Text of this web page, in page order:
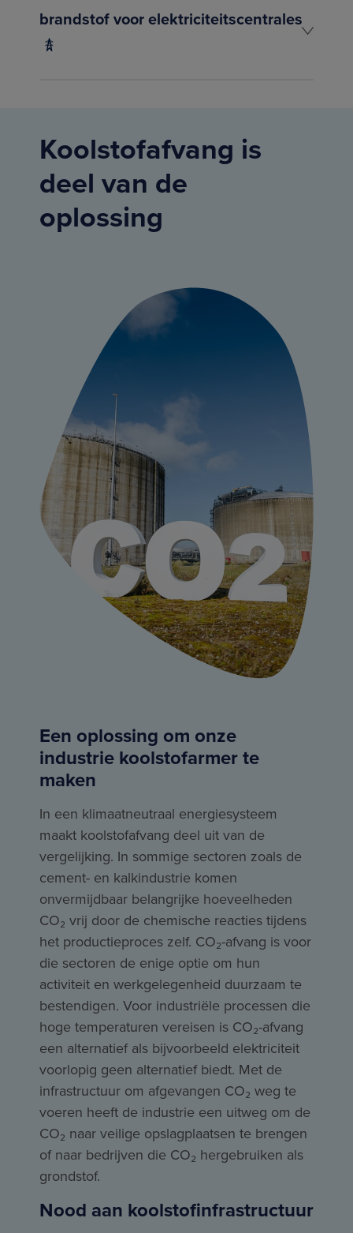
brandstof voor elektriciteitscentrales
Koolstofafvang is
deel van de
oplossing
Een oplossing om onze
industrie koolstofarmer te
maken
In een klimaatneutraal energiesysteem
maakt koolstofafvang deel uit van de
vergelijking. In sommige sectoren zoals de
cement- en kalkindustrie komen
onvermijdbaar belangrijke hoeveelheden
CO₂ vrij door de chemische reacties tijdens
het productieproces zelf. CO₂-afvang is voor
die sectoren de enige optie om hun
activiteit en werkgelegenheid duurzaam te
bestendigen. Voor industriële processen die
hoge temperaturen vereisen is CO₂-afvang
een alternatief als bijvoorbeeld elektriciteit
voorlopig geen alternatief biedt. Met de
infrastructuur om afgevangen CO₂ weg te
voeren heeft de industrie een uitweg om de
CO₂ naar veilige opslagplaatsen te brengen
of naar bedrijven die CO₂ hergebruiken als
grondstof.
Nood aan koolstofinfrastructuur